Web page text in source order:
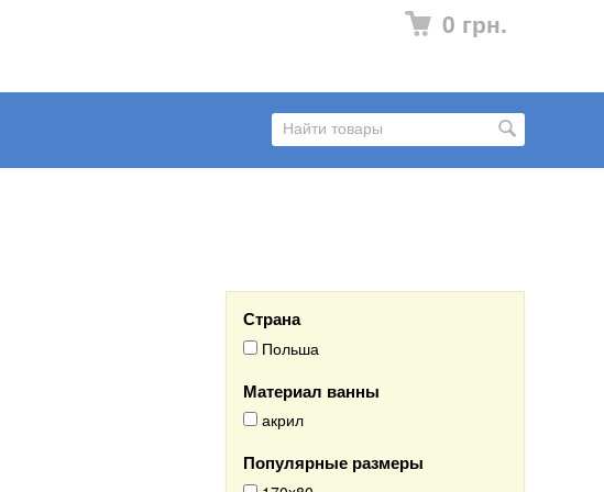
0 грн.
Страна
Польша
Материал ванны
акрил
Популярные размеры